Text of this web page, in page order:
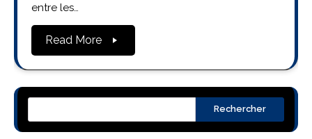
entre les…
Read More
Rechercher